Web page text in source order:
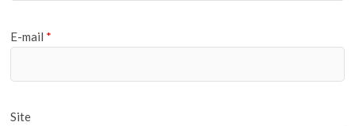
E-mail *
Site